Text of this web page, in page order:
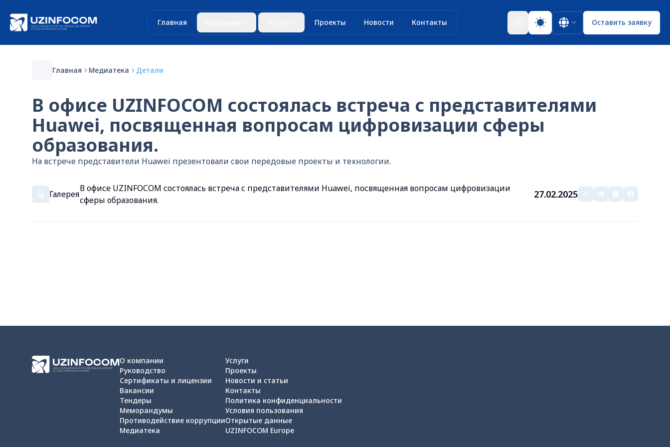
Главная Проекты Новости Контакты Оставить заявку
Главная Медиатека Детали
В офисе UZINFOCOM состоялась встреча с представителями
Huawei, посвященная вопросам цифровизации сферы
образования.
На встрече представители Huawei презентовали свои передовые проекты и технологии.
Галерея
В офисе UZINFOCOM состоялась встреча с представителями Huawei, посвященная вопросам цифровизации
сферы образования.
27.02.2025
О компании
Руководство
Сертификаты и лицензии
Вакансии
Тендеры
Меморандумы
Противодействие коррупции
Медиатека
Услуги
Проекты
Новости и статьи
Контакты
Политика конфиденциальности
Условия пользования
Открытые данные
UZINFOCOM Europe